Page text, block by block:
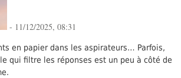
- 11/12/2025, 08:31
en papier dans les aspirateurs… Parfois,
qui filtre les réponses est un peu à côté de